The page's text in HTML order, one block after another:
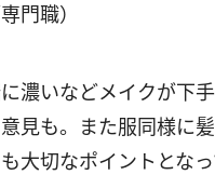
門職）
濃いなどメイクが下
意見も。また服同様に
大切なポイントとなっ